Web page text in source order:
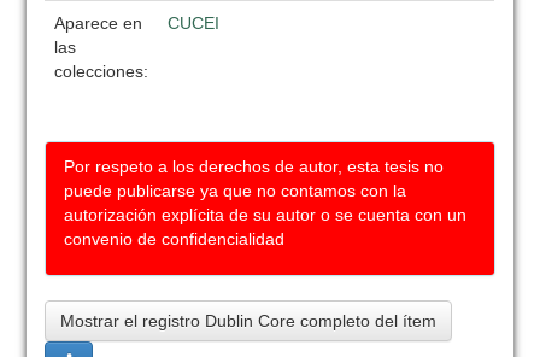
Aparece en
las
colecciones:
CUCEI
Por respeto a los derechos de autor, esta tesis no
puede publicarse ya que no contamos con la
autorización explícita de su autor o se cuenta con un
convenio de confidencialidad
Mostrar el registro Dublin Core completo del ítem